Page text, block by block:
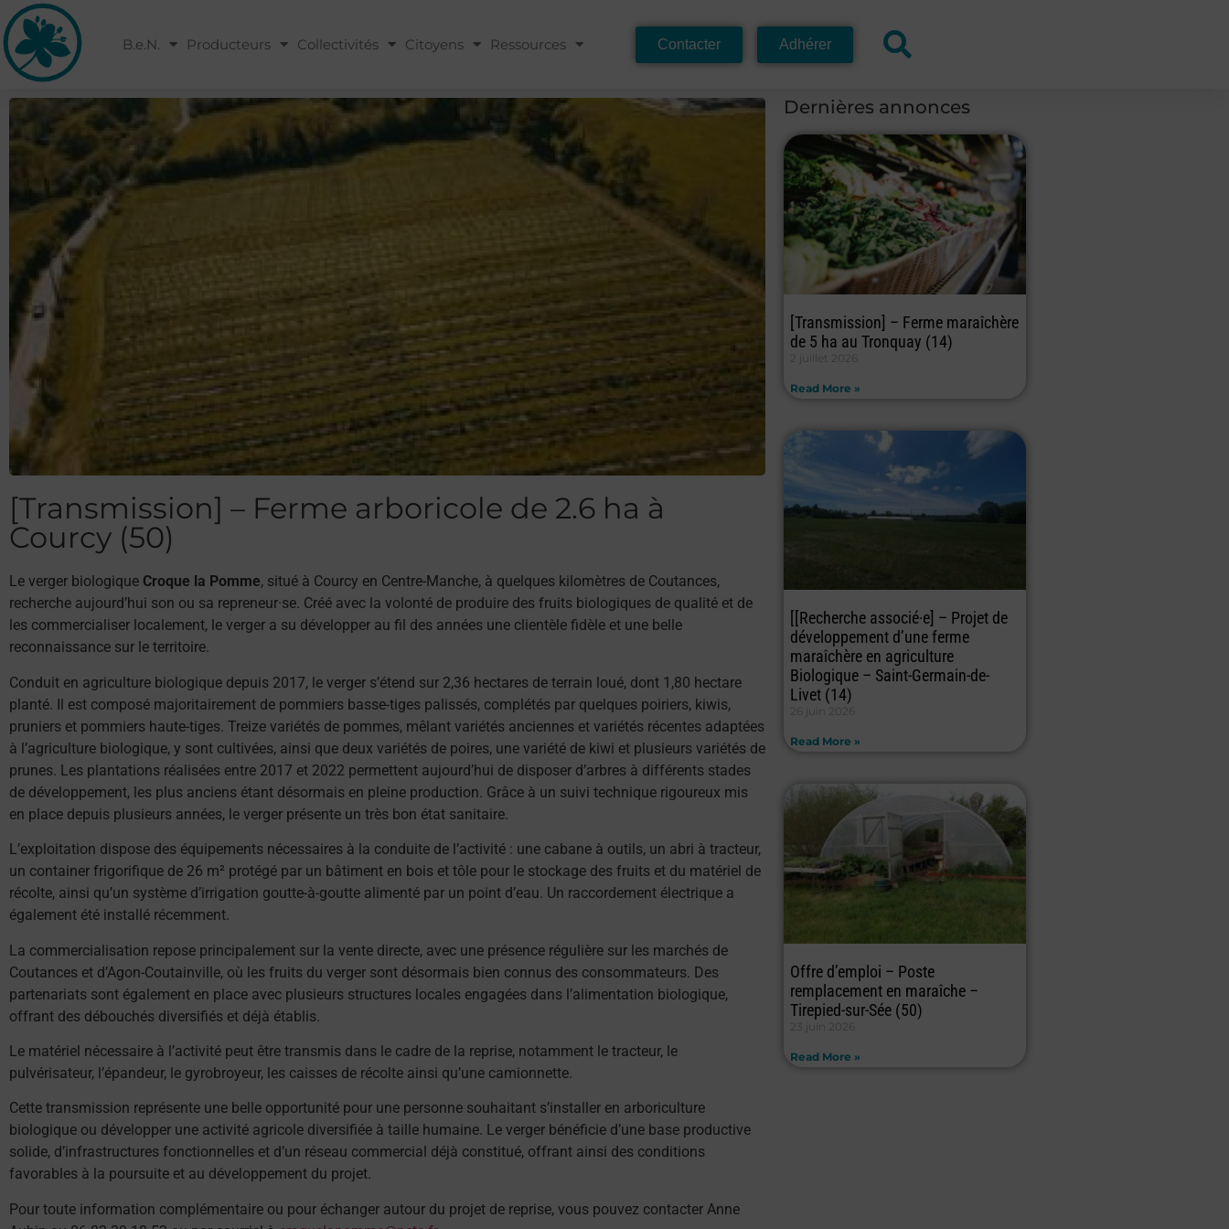
B.e.N. Producteurs Collectivités Citoyens Ressources Contacter Adhérer
[Transmission] – Ferme arboricole de 2.6 ha à
Courcy (50)
Le verger biologique Croque la Pomme, situé à Courcy en Centre-Manche, à quelques kilomètres de Coutances,
recherche aujourd’hui son ou sa repreneur·se. Créé avec la volonté de produire des fruits biologiques de qualité et de
les commercialiser localement, le verger a su développer au fil des années une clientèle fidèle et une belle
reconnaissance sur le territoire.
Conduit en agriculture biologique depuis 2017, le verger s’étend sur 2,36 hectares de terrain loué, dont 1,80 hectare
planté. Il est composé majoritairement de pommiers basse-tiges palissés, complétés par quelques poiriers, kiwis,
pruniers et pommiers haute-tiges. Treize variétés de pommes, mêlant variétés anciennes et variétés récentes adaptées
à l’agriculture biologique, y sont cultivées, ainsi que deux variétés de poires, une variété de kiwi et plusieurs variétés de
prunes. Les plantations réalisées entre 2017 et 2022 permettent aujourd’hui de disposer d’arbres à différents stades
de développement, les plus anciens étant désormais en pleine production. Grâce à un suivi technique rigoureux mis
en place depuis plusieurs années, le verger présente un très bon état sanitaire.
L’exploitation dispose des équipements nécessaires à la conduite de l’activité : une cabane à outils, un abri à tracteur,
un container frigorifique de 26 m² protégé par un bâtiment en bois et tôle pour le stockage des fruits et du matériel de
récolte, ainsi qu’un système d’irrigation goutte-à-goutte alimenté par un point d’eau. Un raccordement électrique a
également été installé récemment.
La commercialisation repose principalement sur la vente directe, avec une présence régulière sur les marchés de
Coutances et d’Agon-Coutainville, où les fruits du verger sont désormais bien connus des consommateurs. Des
partenariats sont également en place avec plusieurs structures locales engagées dans l’alimentation biologique,
offrant des débouchés diversifiés et déjà établis.
Le matériel nécessaire à l’activité peut être transmis dans le cadre de la reprise, notamment le tracteur, le
pulvérisateur, l’épandeur, le gyrobroyeur, les caisses de récolte ainsi qu’une camionnette.
Cette transmission représente une belle opportunité pour une personne souhaitant s’installer en arboriculture
biologique ou développer une activité agricole diversifiée à taille humaine. Le verger bénéficie d’une base productive
solide, d’infrastructures fonctionnelles et d’un réseau commercial déjà constitué, offrant ainsi des conditions
favorables à la poursuite et au développement du projet.
Pour toute information complémentaire ou pour échanger autour du projet de reprise, vous pouvez contacter Anne
Dernières annonces
[Transmission] – Ferme maraîchère
de 5 ha au Tronquay (14)
2 juillet 2026
Read More »
[[Recherche associé·e] – Projet de
développement d’une ferme
maraîchère en agriculture
Biologique – Saint-Germain-de-
Livet (14)
26 juin 2026
Read More »
Offre d’emploi – Poste
remplacement en maraîche –
Tirepied-sur-Sée (50)
23 juin 2026
Read More »